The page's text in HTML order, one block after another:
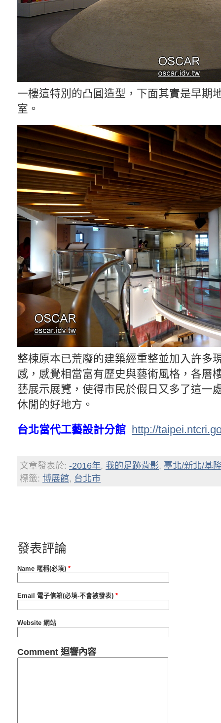
一樓這特別的凸圓造型，下面其實是早期
室。
整棟原本已荒廢的建築經重整並加入許多
感，感覺相當富有歷史與藝術風格，各層
藝展示展覽，使得市民於假日又多了這一
休閒的好地方。
台北當代工藝設計分館 http://
文章發表於: -2016年, 我的足跡背影, 臺北/新北/基
標籤: 博展館, 台北市
發表評論
Name 暱稱(必填) *
Email 電子信箱(必填-不會被發表) *
Website 網站
Comment 迴響內容